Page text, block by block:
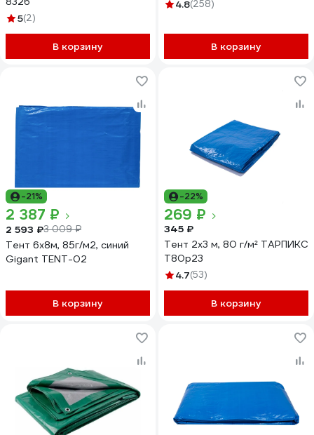
5(2)
В корзину
4.8(258)
В корзину
-21%
2 387 ₽
2 593 ₽3 009 ₽
Тент 6х8м, 85г/м2, синий
Gigant TENT-02
В корзину
-22%
269 ₽
345 ₽
Тент 2x3 м, 80 г/м² ТАРПИКС
Т80р23
4.7(53)
В корзину